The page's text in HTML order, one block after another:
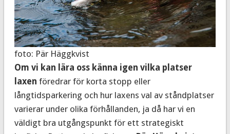
foto: Pär Häggkvist
Om vi kan lära oss känna igen vilka platser
laxen föredrar för korta stopp eller
långtidsparkering och hur laxens val av ståndplatser
varierar under olika förhållanden, ja då har vi en
väldigt bra utgångspunkt för ett strategiskt